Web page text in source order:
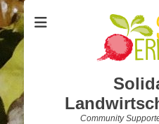
Community